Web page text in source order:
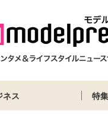
ネス 特集